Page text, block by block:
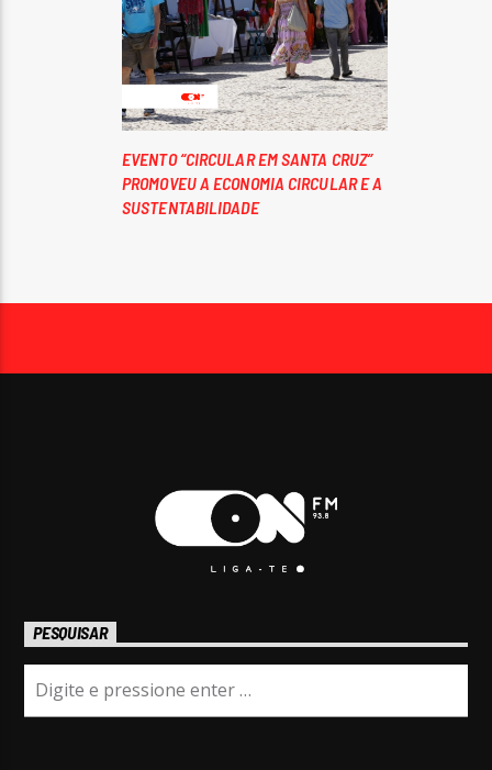
EVENTO “CIRCULAR EM SANTA CRUZ”
PROMOVEU A ECONOMIA CIRCULAR E A
SUSTENTABILIDADE
PESQUISAR